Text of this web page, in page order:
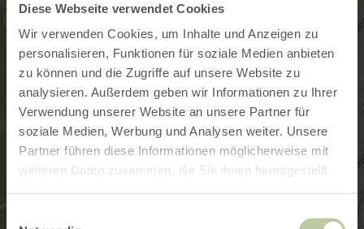
Diese Webseite verwendet Cookies
Wir verwenden Cookies, um Inhalte und Anzeigen zu
personalisieren, Funktionen für soziale Medien anbieten
zu können und die Zugriffe auf unsere Website zu
analysieren. Außerdem geben wir Informationen zu Ihrer
Verwendung unserer Website an unsere Partner für
soziale Medien, Werbung und Analysen weiter. Unsere
Partner führen diese Informationen möglicherweise mit
weiteren Daten zusammen, die Sie ihnen bereitgestellt